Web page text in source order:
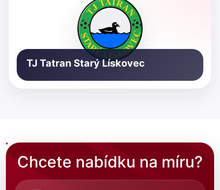
TJ Tatran Starý Lískovec
Chcete nabídku na míru?